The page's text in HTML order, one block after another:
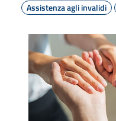
Assistenza agli invalidi